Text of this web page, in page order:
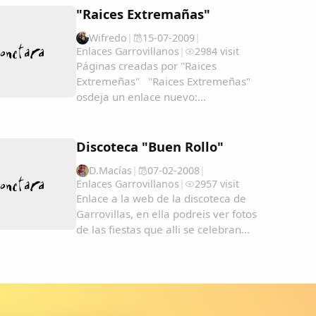
Alconetar, según informa el servicio
Extremadura.El accidente se ha
producido a las 9.30 de la mañana
en...
"Raices Extremañas"
Wifredo | 15-07-2009|
Enlaces Garrovillanos | 2984 visit
Páginas creadas por "Raices
Extremeñas" "Raices Extremeñas"
osdeja un enlace nuevo:
Discoteca "Buen Rollo"
D.Macías | 07-02-2008|
Enlaces Garrovillanos | 2957 visit
Enlace a la web de la discoteca de
Garrovillas, en ella podreis ver fotos
de las fiestas que alli se celebran